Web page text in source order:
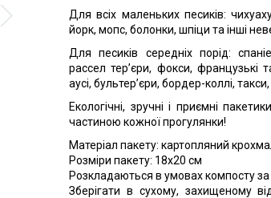
Для всіх маленьких песиків:
йорк, мопс, болонки, шпіци та інші
Для песиків середніх порід:
рассел тер’єри, фокси, французькі
аусі, бультер’єри, бордер-коллі,
Екологічні, зручні і приємні
частиною кожної прогулянки!
Матеріал пакету: картопляний
Розміри пакету: 18х20 см
Розкладаються в умовах компосту за
Зберігати в сухому, захищеному